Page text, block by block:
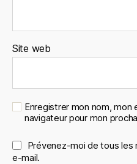
Site web
Enregistrer mon nom,
navigateur pour mon
Prévenez-moi de tous les
e-mail.